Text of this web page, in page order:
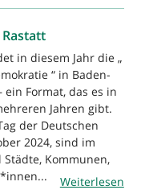
in diesem Jahr die „
“ in Baden-
Format, das es in
Jahren gibt.
der Deutschen
2024, sind im
Kommunen,
Weiterlesen